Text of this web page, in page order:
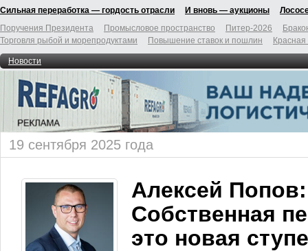
Сильная переработка — гордость отрасли И вновь — аукционы
Поручения Президента
Промысловое пространство Питер-2026
Торговля рыбой и морепродуктами
Повышение ставок и пошлин
Новости
19 сентября 2025 года
Алексей Попов:
Собственная
это новая